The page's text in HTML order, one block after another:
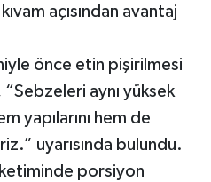
açısından avantaj
önce etin pişirilmesi
aynı yüksek
yapılarını hem de
uyarısında bulundu.
porsiyon